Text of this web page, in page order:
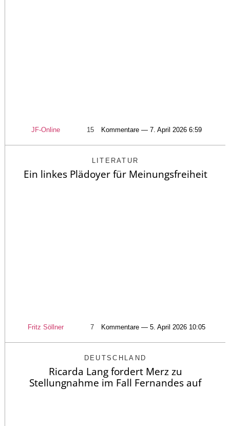
JF-Online 15 Kommentare — 7. April 2026 6:59
LITERATUR
Ein linkes Plädoyer für Meinungsfreiheit
Fritz Söllner 7 Kommentare — 5. April 2026 10:05
DEUTSCHLAND
Ricarda Lang fordert Merz zu
Stellungnahme im Fall Fernandes auf